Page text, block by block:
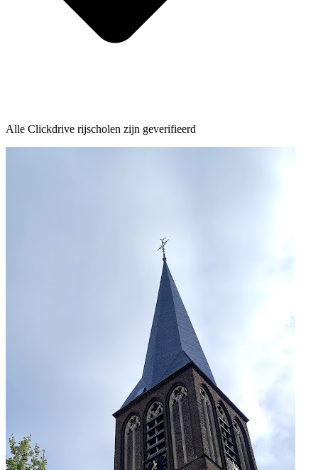
Alle Clickdrive rijscholen zijn geverifieerd